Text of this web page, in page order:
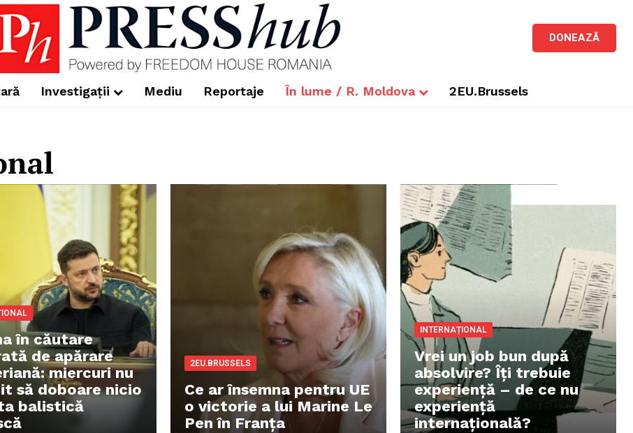
DONEAZĂ
Investigații Mediu Reportaje În lume / R. Moldova 2EU.Brussels
în căutare
de apărare
miercuri nu
să doboare nicio
balistică
2EU.BRUSSELS
Ce ar însemna pentru UE
o victorie a lui Marine Le
Pen în Franța
INTERNAȚIONAL
Vrei un job bun după
absolvire? Îți trebuie
experiență – de ce nu
experiență
internațională?